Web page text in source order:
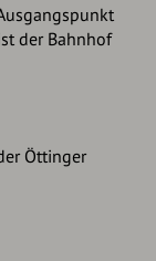
-
Kollbach
St.
Maria
der Bahnhof
Öttinger